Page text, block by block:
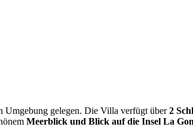
Umgebung gelegen. Die Villa verfügt über2
Meerblick und Blick auf die Insel La